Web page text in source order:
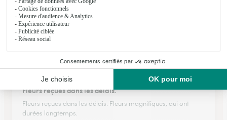
Grande rapidité ( commande, livraison) Seul bémol:
l’anniversaire tombait un lundi et pas de livraison ce jour-là
04/02/2026
★ ★
★
Fleurs reçues dans les délais.
Fleurs reçues dans les délais. Fleurs magnifiques, qui ont
durées longtemps.